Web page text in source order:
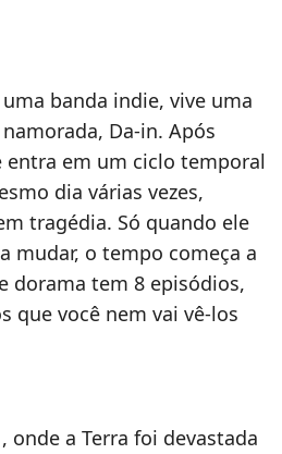
banda indie, vive uma
Da-in. Após
em um ciclo temporal
dia várias vezes,
tragédia. Só quando ele
mudar, o tempo começa a
dorama tem 8 episódios,
que você nem vai vê-los
onde a Terra foi devastada